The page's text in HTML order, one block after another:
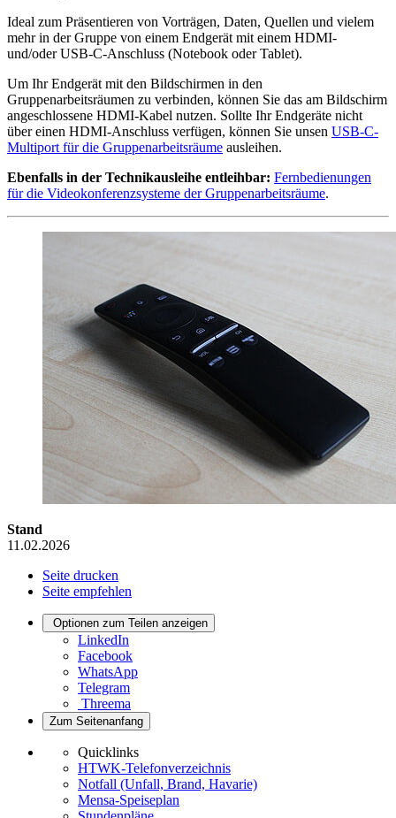
Ideal zum Präsentieren von Vorträgen, Daten, Quellen und vielem
mehr in der Gruppe von einem Endgerät mit einem HDMI-
und/oder USB-C-Anschluss (Notebook oder Tablet).
Um Ihr Endgerät mit den Bildschirmen in den
Gruppenarbeitsräumen zu verbinden, können Sie das am Bildschirm
angeschlossene HDMI-Kabel nutzen. Sollte Ihr Endgeräte nicht
über einen HDMI-Anschluss verfügen, können Sie unsen USB-C-
Multiport für die Gruppenarbeitsräume ausleihen.
Ebenfalls in der Technikausleihe entleihbar: Fernbedienungen
für die Videokonferenzsysteme der Gruppenarbeitsräume.
Stand
11.02.2026
Seite drucken
Seite empfehlen
Optionen zum Teilen anzeigen
LinkedIn
Facebook
WhatsApp
Telegram
Threema
Zum Seitenanfang
Quicklinks
HTWK-Telefonverzeichnis
Notfall (Unfall, Brand, Havarie)
Mensa-Speiseplan